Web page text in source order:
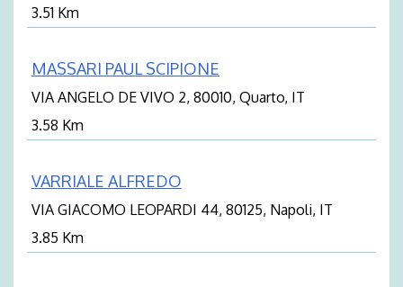
3.51 Km
MASSARI PAUL SCIPIONE
VIA ANGELO DE VIVO 2, 80010, Quarto, IT
3.58 Km
VARRIALE ALFREDO
VIA GIACOMO LEOPARDI 44, 80125, Napoli, IT
3.85 Km